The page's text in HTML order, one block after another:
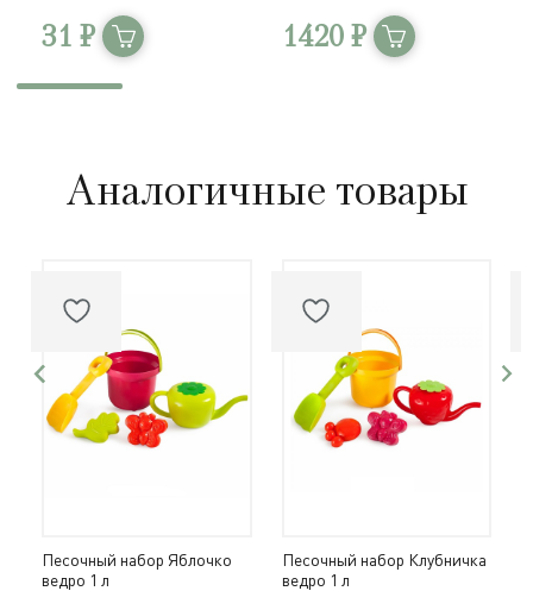
31 ₽ 1420 ₽
Аналогичные товары
Песочный набор Яблочко
ведро 1 л
Песочный набор Клубничка
ведро 1 л